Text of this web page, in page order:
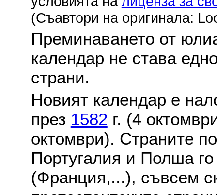
(Съавтори на оригинала:
Преминаването от
календар не става
страни.
Новият календар е
през 1582 г. (4
октомври). Страните
Португалия и Полша
(Франция,...), съвсем